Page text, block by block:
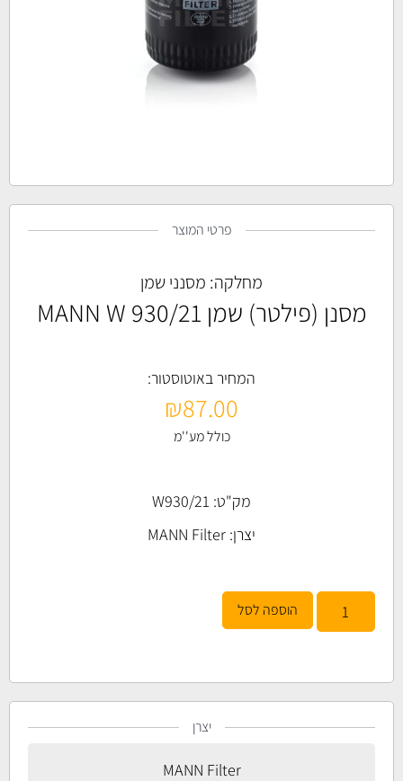
פרטי המוצר
מחלקה: מסנני שמן
מסנן (פילטר) שמן MANN W 930/21
המחיר באוטוסטור:
₪87.00
כולל מע''מ
מק"ט: W930/21
יצרן: MANN Filter
הוספה לסל
יצרן
MANN Filter